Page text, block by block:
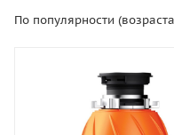
По популярности